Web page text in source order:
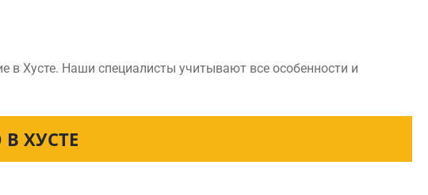
в Хусте. Наши специалисты учитывают все особенности и
ХУСТЕ